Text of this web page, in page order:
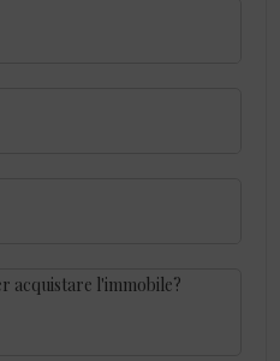
acquistare l'immobile?